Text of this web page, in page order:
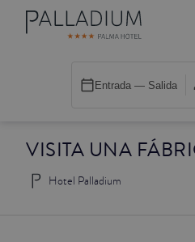
VISITA UNA
Hotel Palladium
Entrada — Salida
INDIVIDUAL BALCÓN CATEDRAL
DOBLE RED